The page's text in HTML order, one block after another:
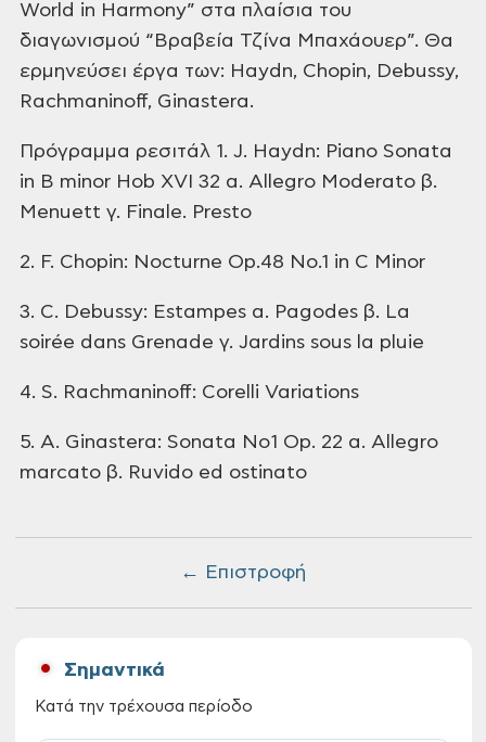
← Επιστροφή
World in Harmony” στα πλαίσια του
διαγωνισμού “Βραβεία Τζίνα Μπαχάουερ”. Θα
ερμηνεύσει έργα των: Haydn, Chopin, Debussy,
Rachmaninoff, Ginastera.
Πρόγραμμα ρεσιτάλ 1. J. Haydn: Piano Sonata
in B minor Hob XVI 32 α. Allegro Moderato β.
Menuett γ. Finale. Presto
2. F. Chopin: Nocturne Op.48 No.1 in C Minor
3. C. Debussy: Estampes α. Pagodes β. La
soirée dans Grenade γ. Jardins sous la pluie
4. S. Rachmaninoff: Corelli Variations
5. A. Ginastera: Sonata No1 Op. 22 α. Allegro
marcato β. Ruvido ed ostinato
Σημαντικά
Κατά την τρέχουσα περίοδο